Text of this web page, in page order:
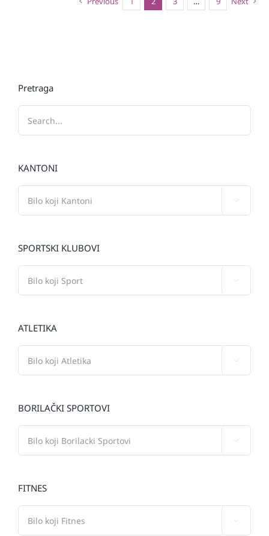
Pretraga
KANTONI
SPORTSKI KLUBOVI
ATLETIKA
BORILAČKI SPORTOVI
FITNES